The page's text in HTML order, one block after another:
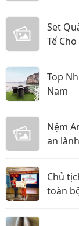
Set
Tế
Top
Nam
Nệm
an lành
Chủ
toàn